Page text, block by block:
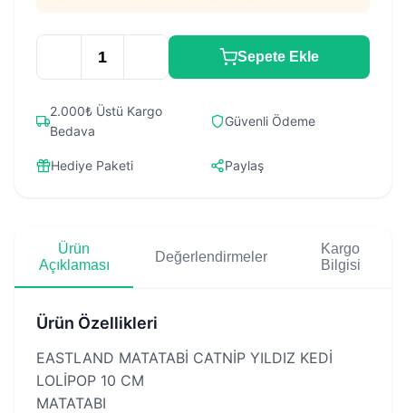
Sepete Ekle
2.000₺ Üstü Kargo
Bedava
Güvenli Ödeme
Hediye Paketi Paylaş
Ürün
Açıklaması
Değerlendirmeler
Kargo
Bilgisi
Ürün Özellikleri
EASTLAND MATATABİ CATNİP YILDIZ KEDİ
LOLİPOP 10 CM
MATATABI